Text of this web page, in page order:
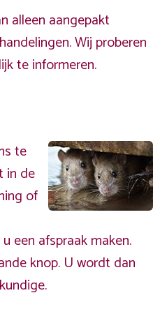
alleen aangepakt
Wij proberen
te informeren.
te
in de
of
een afspraak maken.
knop. U wordt dan